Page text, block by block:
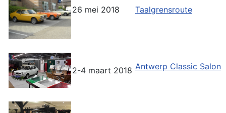
26 mei 2018 Taalgrensroute
2-4 maart 2018 Antwerp Classic Salon